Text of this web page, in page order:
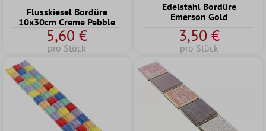
Flusskiesel Bordüre
10x30cm Creme Pebble
5,60 €
pro Stück
Edelstahl Bordüre
Emerson Gold
3,50 €
pro Stück